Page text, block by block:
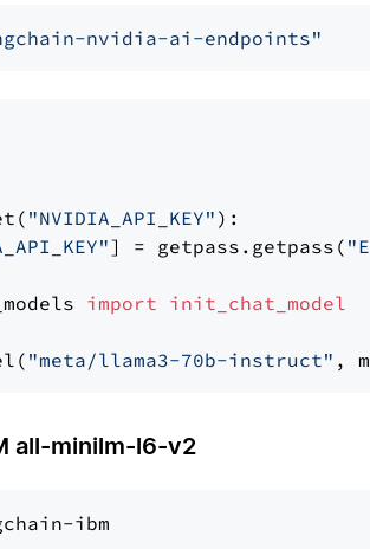
nvidia-ai-endpoints"
"NVIDIA_API_KEY" ):
] = getpass.getpass(
import init_chat_model
"meta/llama3-70b-instruct" ,
all-minilm-l6-v2